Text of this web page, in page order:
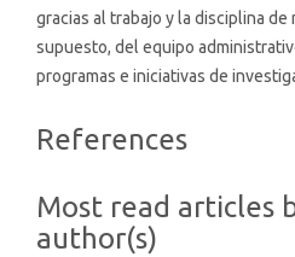
gracias al trabajo y la disciplina
supuesto, del equipo
programas e iniciativas de
Article
References
Most read articles
author(s)